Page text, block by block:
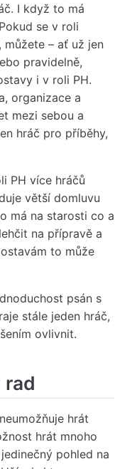
I když to má
se v roli
– ať už jen
pravidelně,
i v roli PH.
organizace a
mezi sebou a
hráč pro příběhy,
PH více hráčů
větší domluvu
má na starosti co a
na přípravě a
to může
psán s
stále jeden hráč,
ovlivnit.
rad
hrát
hrát mnoho
pohled na